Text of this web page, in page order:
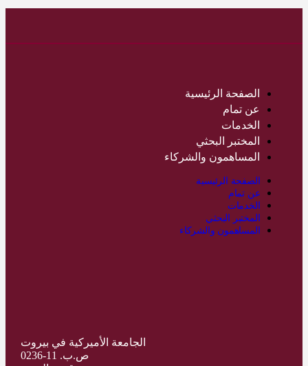
الصفحة الرئيسية
عن تمام
الخدمات
المختبر البحثي
المساهمون والشركاء
الصفحة الرئيسية
عن تمام
الخدمات
المختبر البحثي
المساهمون والشركاء
الجامعة الأميركية في بيروت
ص.ب. 11-0236